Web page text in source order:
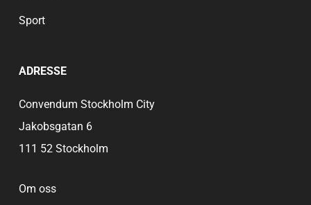
Sport
ADRESSE
Convendum Stockholm City
Jakobsgatan 6
111 52 Stockholm
Om oss